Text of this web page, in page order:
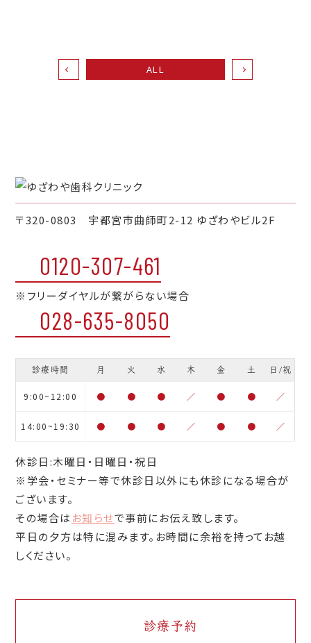
ALL
〒320-0803 宇都宮市曲師町2-12 ゆざわやビル2F
0120-307-461
※フリーダイヤルが繋がらない場合
028-635-8050
診療時間 月 火 水 木 金 土 日/祝
9:00~12:00 ● ● ● ／ ● ● ／
14:00~19:30 ● ● ● ／ ● ● ／
休診日:木曜日・日曜日・祝日
※学会・セミナー等で休診日以外にも休診になる場合が
ございます。
その場合は お知らせで事前にお伝え致します。
平日の夕方は特に混みます。お時間に余裕を持ってお越
しください。
診療予約